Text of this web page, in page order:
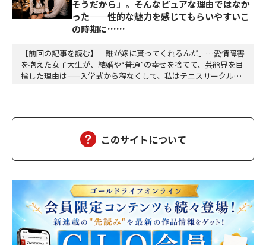
そうだから」。そんなピュアな理由ではなか
った——性的な魅力を感じてもらいやすいこ
の時期に……
【前回の記事を読む】「誰が嫁に貰ってくれるんだ」…愛情障害
を抱えた女子大生が、結婚や“普通”の幸せを捨てて、芸能界を目
指した理由は——入学式から程なくして、私はテニスサークルに
は打算的なものだ。そのサークルのSNSをリサーチ…
このサイトについて